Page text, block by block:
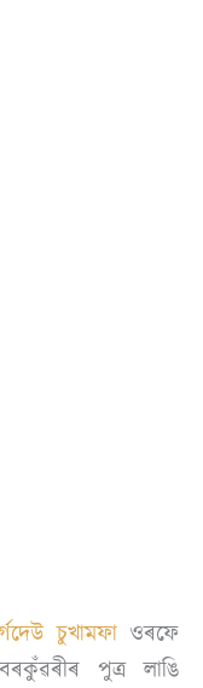
চুখামফাওৰফে
পুত্ৰ লাঙি